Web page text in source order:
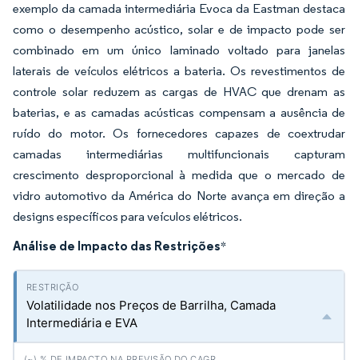
exemplo da camada intermediária Evoca da Eastman destaca
como o desempenho acústico, solar e de impacto pode ser
combinado em um único laminado voltado para janelas
laterais de veículos elétricos a bateria. Os revestimentos de
controle solar reduzem as cargas de HVAC que drenam as
baterias, e as camadas acústicas compensam a ausência de
ruído do motor. Os fornecedores capazes de coextrudar
camadas intermediárias multifuncionais capturam
crescimento desproporcional à medida que o mercado de
vidro automotivo da América do Norte avança em direção a
designs específicos para veículos elétricos.
Análise de Impacto das Restrições*
Volatilidade nos Preços de Barrilha, Camada
Intermediária e EVA